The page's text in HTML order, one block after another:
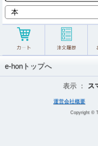
e-honトップへ
表示 ： ス
運営会社概要
Copyright ©